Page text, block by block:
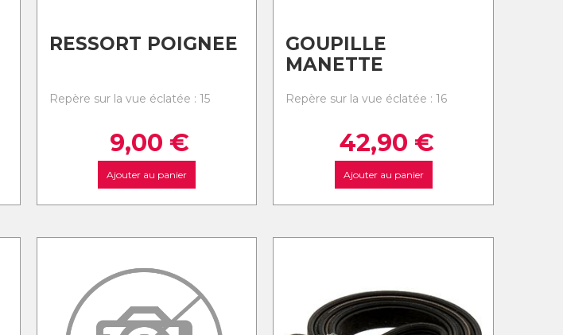
RESSORT POIGNEE
Repère sur la vue éclatée : 15
9,00 €
Ajouter au panier
GOUPILLE
MANETTE
Repère sur la vue éclatée : 16
42,90 €
Ajouter au panier